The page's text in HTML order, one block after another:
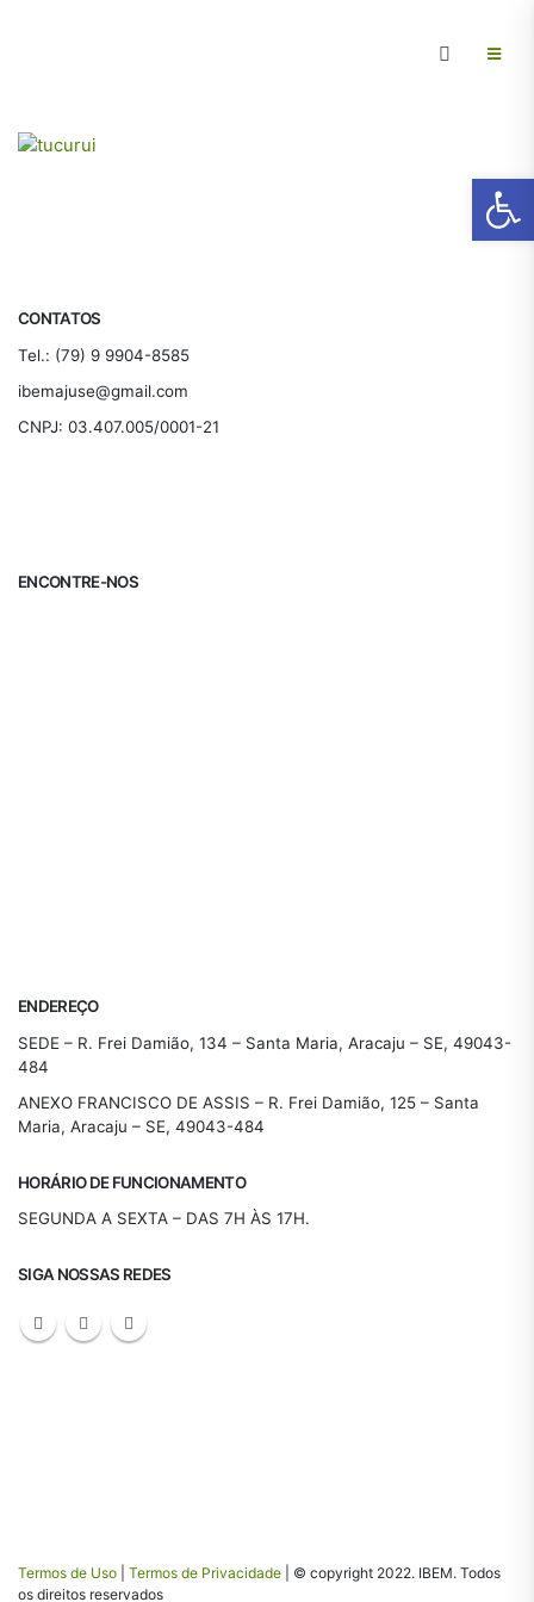
CONTATOS
Tel.: (79) 9 9904-8585
ibemajuse@gmail.com
CNPJ: 03.407.005/0001-21
ENCONTRE-NOS
ENDEREÇO
SEDE – R. Frei Damião, 134 – Santa Maria, Aracaju – SE, 49043-
484
ANEXO FRANCISCO DE ASSIS – R. Frei Damião, 125 – Santa
Maria, Aracaju – SE, 49043-484
HORÁRIO DE FUNCIONAMENTO
SEGUNDA A SEXTA – DAS 7H ÀS 17H.
SIGA NOSSAS REDES
Termos de Uso Termos de Privacidade | © copyright 2022. IBEM. Todos
os direitos reservados